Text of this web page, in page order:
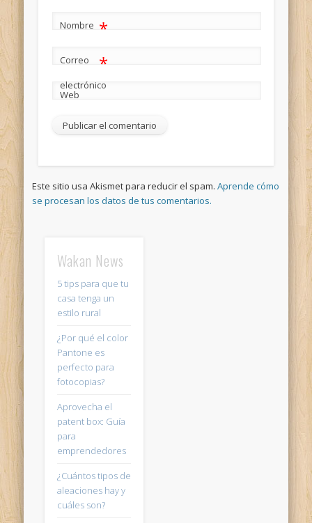
Nombre *
Correo
electrónico
*
Web
Este sitio usa Akismet para reducir el spam.Aprende cómo
se procesan los datos de tus comentarios.
Wakan News
5 tips para que tu
casa tenga un
estilo rural
¿Por qué el color
Pantone es
perfecto para
fotocopias?
Aprovecha el
patent box: Guía
para
emprendedores
¿Cuántos tipos de
aleaciones hay y
cuáles son?